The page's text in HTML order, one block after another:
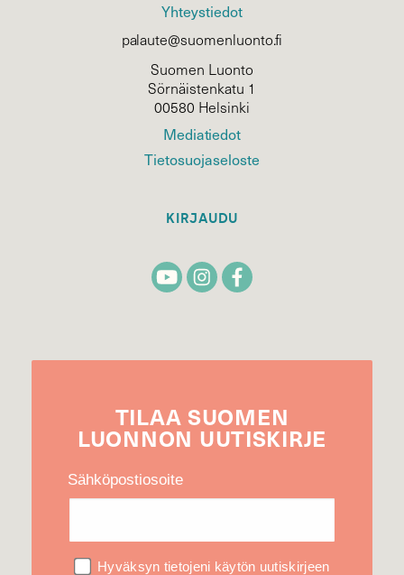
Yhteystiedot
palaute@suomenluonto.fi
Suomen Luonto
Sörnäistenkatu 1
00580 Helsinki
Mediatiedot
Tietosuojaseloste
KIRJAUDU
TILAA SUOMEN
LUONNON UUTIS­KIRJE
Sähköpostiosoite
Hyväksyn tietojeni käytön uutiskirjeen